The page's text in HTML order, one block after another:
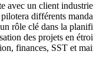
avec un client
différents
rôle clé dans la
des projets en
finances, SST et